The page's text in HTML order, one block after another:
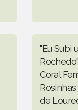
"Eu Subi
Coral
de